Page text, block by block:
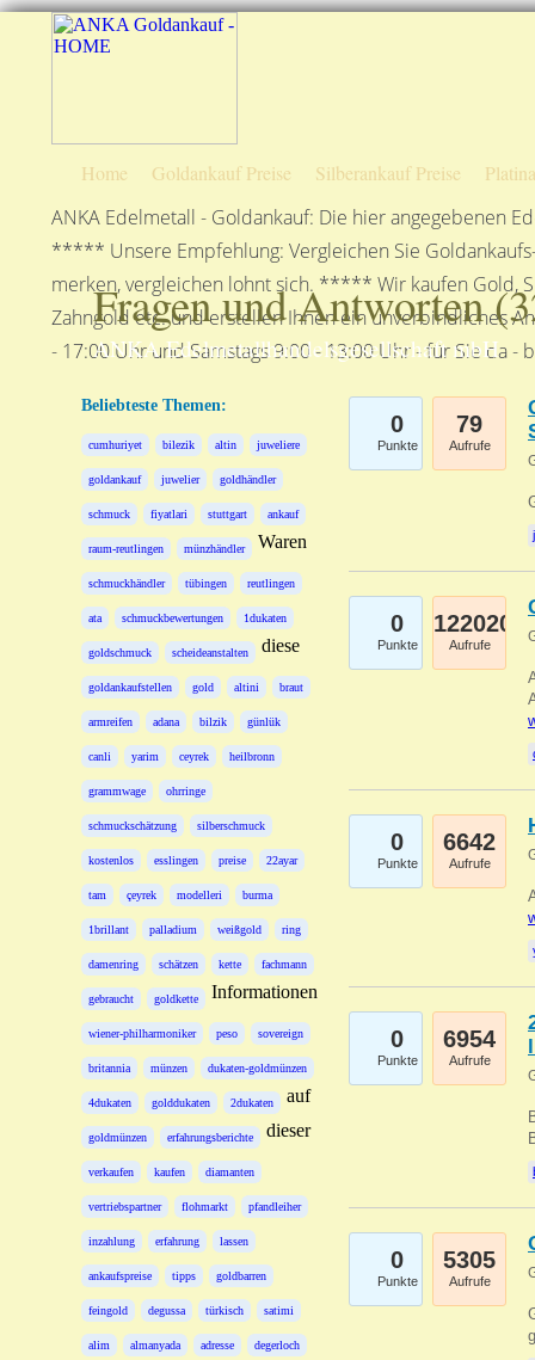
Home Goldankauf Preise Silberankauf Preise
ANKA Edelmetall - Goldankauf: Die hier angegebenen
***** Unsere Empfehlung: Vergleichen Sie
merken, vergleichen lohnt sich. ***** Wir kaufen Gold,
Zahngold etc. und erstellen Ihnen ein unverbindliches
- 17:00 Uhr und Samstags 9:00 - 13:00 Uhr - für Sie
Fragen und Antworten (
ANKA Edelmetallhandelsgesellschaft mbH
Beliebteste Themen:
cumhuriyet bilezik altin juweliere
goldankauf juwelier goldhändler
schmuck fiyatlari stuttgart ankauf
raum-reutlingen münzhändler
schmuckhändler tübingen reutlingen
ata schmuckbewertungen 1dukaten
goldschmuck scheideanstalten
goldankaufstellen gold altini braut
armreifen adana bilzik günlük
canli yarim ceyrek heilbronn
grammwage ohrringe
schmuckschätzung silberschmuck
kostenlos esslingen preise 22ayar
tam çeyrek modelleri burma
1brillant palladium weißgold ring
damenring schätzen kette fachmann
gebraucht goldkette
wiener-philharmoniker peso sovereign
britannia münzen dukaten-goldmünzen
4dukaten golddukaten 2dukaten
goldmünzen erfahrungsberichte
verkaufen kaufen diamanten
vertriebspartner flohmarkt pfandleiher
inzahlung erfahrung lassen
ankaufspreise tipps goldbarren
feingold degussa türkisch satimi
alim almanyada adresse degerloch
Waren
diese
Informationen
auf
dieser
0
Punkte
79
Aufrufe
0
Punkte
122020
Aufrufe
0
Punkte
6642
Aufrufe
0
Punkte
6954
Aufrufe
0
Punkte
5305
Aufrufe